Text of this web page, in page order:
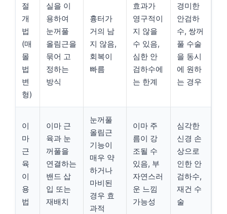
절
개
법
(매
몰
법
변
형)
실을 이
용하여
눈꺼풀
올림근을
묶어 고
정하는
방식
흉터가
거의 남
지 않음,
회복이
빠름
효과가
영구적이
지 않을
수 있음,
심한 안
검하수에
는 한계
경미한
안검하
수, 쌍꺼
풀 수술
을 동시
에 원하
는 경우
이
마
근
육
이
용
법
이마 근
육과 눈
꺼풀을
연결하는
밴드 삽
입 또는
재배치
눈꺼풀
올림근
기능이
매우 약
하거나
마비된
경우 효
과적
이마 주
름이 강
조될 수
있음, 부
자연스러
운 느낌
가능성
심각한
신경 손
상으로
인한 안
검하수,
재건 수
술